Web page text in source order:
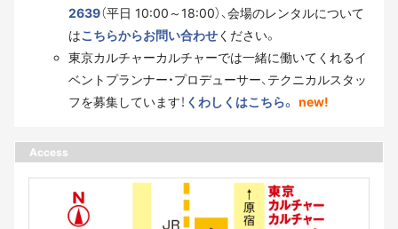
2639（平日 10:00～18:00）、会場のレンタルについて
はこちらからお問い合わせください。
東京カルチャーカルチャーでは一緒に働いてくれるイ
ベントプランナー・プロデューサー、テクニカルスタッ
フを募集しています！ くわしくはこちら。 new!
Access